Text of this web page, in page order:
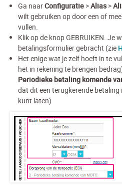
Ga naarConfiguratie >Alias>
wilt gebruiken op door een of
vullen.
Klik op de knop GEBRUIKEN. Je
betalingsformulier gebracht (zie
Het enige wat je zelf hoeft in te
het in rekening te brengen
Periodieke betaling komende
dat dit een terugkerende betaling
kunt laten)